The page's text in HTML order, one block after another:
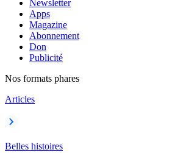
Newsletter
Apps
Magazine
Abonnement
Don
Publicité
Nos formats phares
Articles
Belles histoires